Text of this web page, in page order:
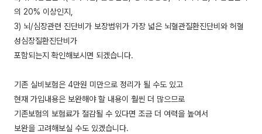
의 20% 이상인지,
3) 뇌/심장관련 진단비가 보장범위가 가장 넓은 뇌혈관질환진단비와 허혈
성심장질환진단비가
포함되는지 확인해보시면 되겠습니다.
기존 실비보험은 4만원 미만으로 정리가 될 수도 있고
현재 가입내용은 보완해야 할 내용이 훨씬 더 많으므로
기존보험의 보험료가 절감될 수 있다면 조금 더 여력을 높여서
보완을 고려해보실 수도 있겠습니다.